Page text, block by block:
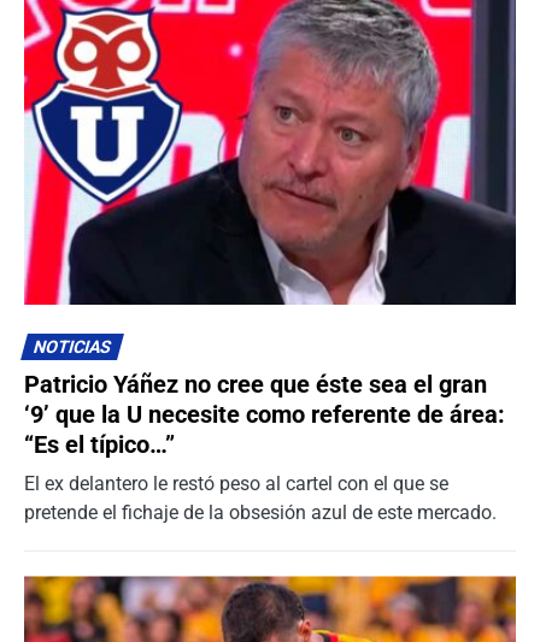
NOTICIAS
Patricio Yáñez no cree que éste sea el gran
‘9’ que la U necesite como referente de área:
“Es el típico…”
El ex delantero le restó peso al cartel con el que se
pretende el fichaje de la obsesión azul de este mercado.